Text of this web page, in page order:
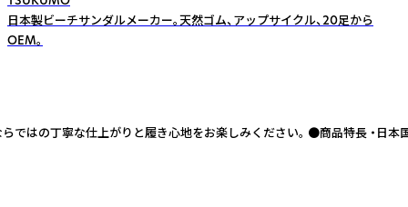
日本製ビーチサンダルメーカー。天然ゴム、アップサイクル、20足から
OEM。
の丁寧な仕上がりと履き心地をお楽しみください。 ●商品特長